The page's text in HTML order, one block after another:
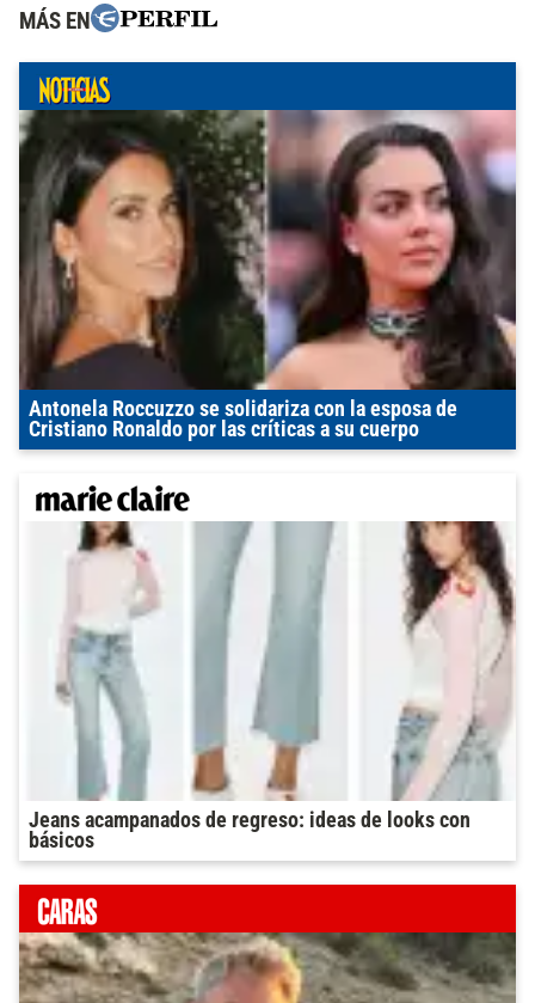
MÁS EN
Antonela Roccuzzo se solidariza con la esposa de
Cristiano Ronaldo por las críticas a su cuerpo
Jeans acampanados de regreso: ideas de looks con
básicos